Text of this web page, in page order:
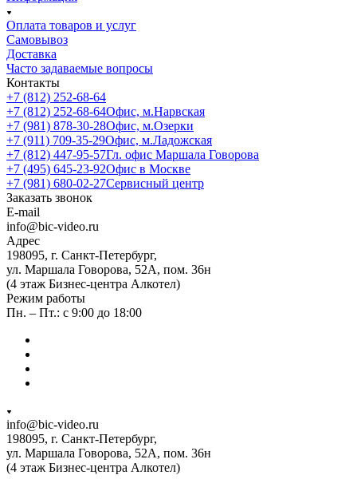
Оплата товаров и услуг
Самовывоз
Доставка
Часто задаваемые вопросы
Контакты
+7 (812) 252-68-64
+7 (812) 252-68-64Офис, м.Нарвская
+7 (981) 878-30-28Офис, м.Озерки
+7 (911) 709-35-29Офис, м.Ладожская
+7 (812) 447-95-57Гл. офис Маршала Говорова
+7 (495) 645-23-92Офис в Москве
+7 (981) 680-02-27Сервисный центр
Заказать звонок
E-mail
info@bic-video.ru
Адрес
198095, г. Санкт-Петербург,
ул. Маршала Говорова, 52А, пом. 36н
(4 этаж Бизнес-центра Алкотел)
Режим работы
Пн. – Пт.: с 9:00 до 18:00
info@bic-video.ru
198095, г. Санкт-Петербург,
ул. Маршала Говорова, 52А, пом. 36н
(4 этаж Бизнес-центра Алкотел)